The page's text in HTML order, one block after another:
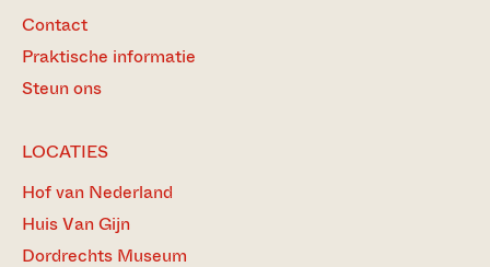
Contact
Praktische informatie
Steun ons
LOCATIES
Hof van Nederland
Huis Van Gijn
Dordrechts Museum